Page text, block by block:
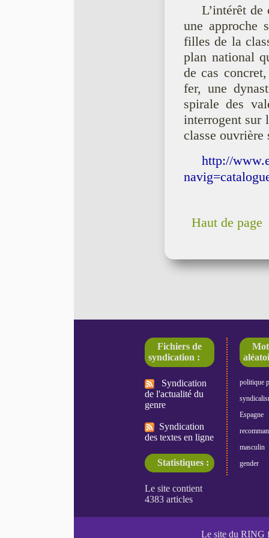
L’intérêt de
une approche
filles de la
plan national
de cas
fer, une
spirale des
interrogent sur
classe ouvrière
http://
Haut de page
Fichiers de
syndication :
Syndication
de l'actualité du
genre
Syndication
des textes en ligne
Statistiques :
politique
Espagne
masculin
gender
Le site du RING